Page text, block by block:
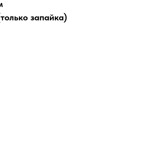
запайка)